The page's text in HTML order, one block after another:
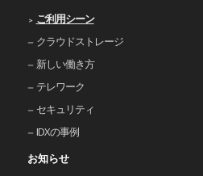
ご利⽤シーン
クラウドストレージ
新しい働き⽅
テレワーク
セキュリティ
IDXの事例
お知らせ